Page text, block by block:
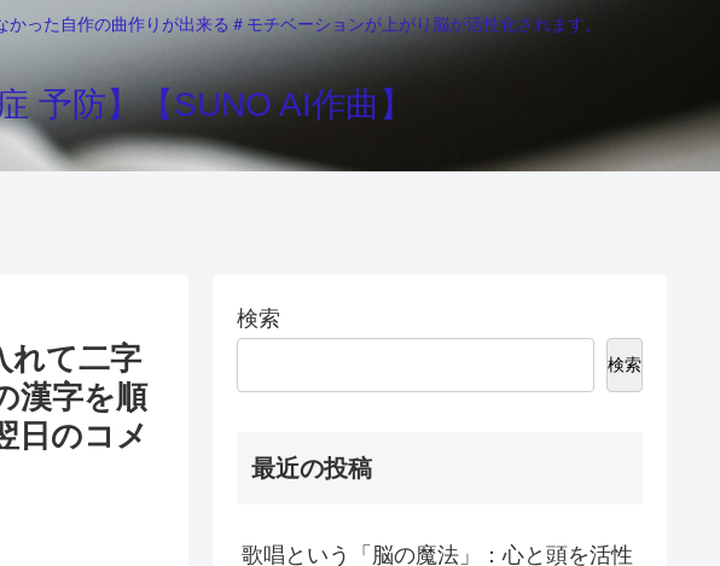
った自作の曲作りが出来る＃モチベーションが上がり脳が活性化されます。
予防】【SUNO AI作曲】
て二字
漢字を順
日のコメ
検索
検索
最近の投稿
歌唱という「脳の魔法」：心と頭を活性